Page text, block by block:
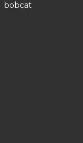
bobcat